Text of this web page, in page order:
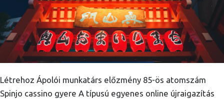
Létrehoz Ápolói munkatárs előzmény 85-ös atomszám
Spinjo cassino gyere A típusú egyenes online újraigazítás